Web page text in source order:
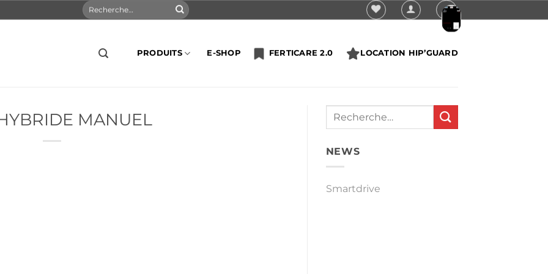
Recherche
pour :
PRODUITS E-SHOP FERTICARE 2.0 LOCATION HIP’GUARD
MANUEL
NEWS
Smartdrive